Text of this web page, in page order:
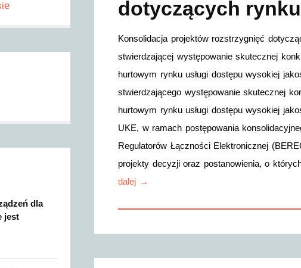
dotyczących
Konsolidacja projektów rozstrzygnięć
stwierdzającej występowanie skutecznej
hurtowym rynku usługi dostępu wysokiej
stwierdzającego występowanie skutecznej
hurtowym rynku usługi dostępu wysokiej
UKE, w ramach postępowania
Regulatorów Łączności Elektronicznej
projekty decyzji oraz postanowienia, o
dalej →
dla
jest